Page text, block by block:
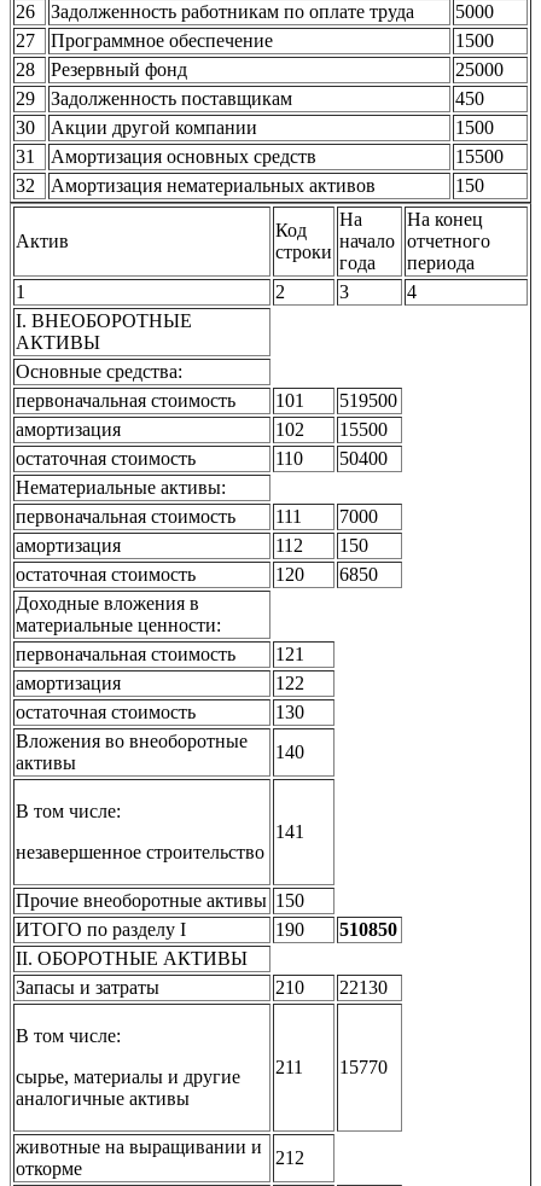
26
Задолженность работникам по оплате труда
5000
27
Программное обеспечение
1500
28
Резервный фонд
25000
29
Задолженность поставщикам
450
30
Акции другой компании
1500
31
Амортизация основных средств
15500
32
Амортизация нематериальных активов 150
Актив
Код
строки
На
начало
года
На конец
отчетного
периода
1
2 3
4
I. ВНЕОБОРОТНЫЕ
АКТИВЫ
Основные средства:
первоначальная стоимость
101
519500
амортизация
102
15500
остаточная стоимость
110
50400
Нематериальные активы:
первоначальная стоимость
111
7000
амортизация
112
150
остаточная стоимость
120
6850
Доходные вложения в
материальные ценности:
первоначальная стоимость
121
амортизация
122
остаточная стоимость
130
Вложения во внеоборотные
активы
140
В том числе:
незавершенное строительство
141
Прочие внеоборотные активы 150
ИТОГО по разделу I
190
510850
II. ОБОРОТНЫЕ АКТИВЫ
Запасы и затраты
210 22130
В том числе:
сырье, материалы и другие
аналогичные активы
211 15770
животные на выращивании и
откорме
212